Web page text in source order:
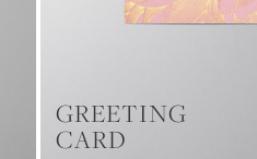
GREETING
CARD